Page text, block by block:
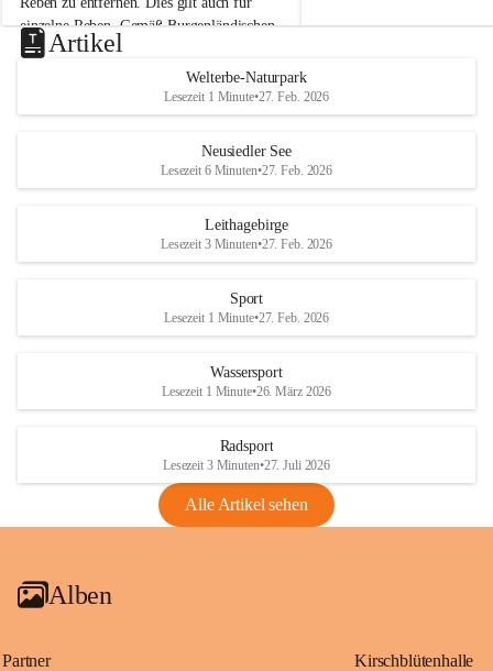
e
u
s
d
S
einzelne Reben. Gemäß Burgenländischen
Weinbaugesetz sind nicht gepflegte oder
unzulässige Weingärten zu roden! Bitte
helfen wir zusammen um unsere Winzer
vor den prognostizierten Ernteausfällen
und den daraus folgenden wirtschaftlichen
Maßnahmen zur Bekämpfung
Rebe und der Amerikanischen
Anhang VBl. EU Nr. 18
1 Seite•1,4 MB
VBl. EU Nr. 18_2026
u
e
d
r
S
Artikel
Welterbe-Naturpark
Lesezeit 1 Minute•27. Feb. 2026
Neusiedler See
Lesezeit 6 Minuten•27. Feb. 2026
Leithagebirge
Lesezeit 3 Minuten•27. Feb. 2026
Sport
Lesezeit 1 Minute•27. Feb. 2026
Wassersport
Lesezeit 1 Minute•26. März 2026
Radsport
Lesezeit 3 Minuten•27. Juli 2026
Alle Artikel sehen
Alben
Partner Kirschblütenhalle